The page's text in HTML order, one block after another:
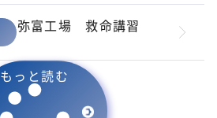
弥富工場 救命講習
もっと読む